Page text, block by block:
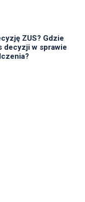
ZUS? Gdzie
decyzji w sprawie